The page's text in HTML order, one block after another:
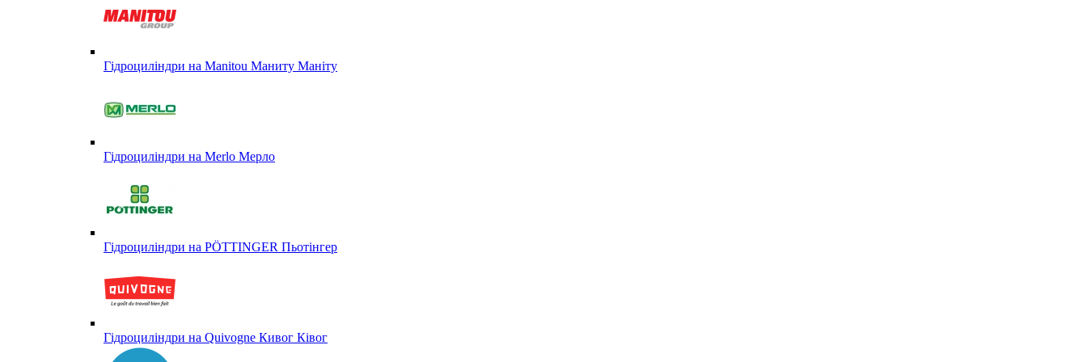
Гідроциліндри на Manitou Маниту Маніту
Гідроциліндри на Merlo Мерло
Гідроциліндри на PÖTTINGER Пьотінгер
Гідроциліндри на Quivogne Кивог Ківог